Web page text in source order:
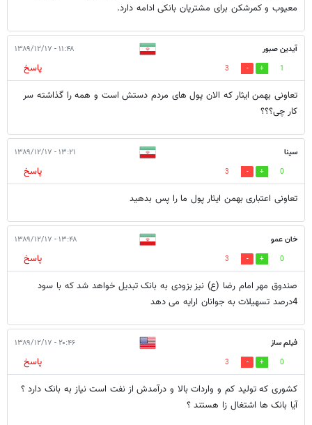
معیوب و کمرشکن برای مشتریان بانکی ادامه دارد.
آیدین صبور ۱۱:۴۸ - ۱۳۸۹/۱۲/۱۷
1
3
پاسخ
تعاونی بهمن ایثار که الان پول های مردم دستش است و همه را گذاشته سر
کار چی؟؟؟
سینا ۱۳:۲۱ - ۱۳۸۹/۱۲/۱۷
0
3
پاسخ
تعاونی اعتباری بهمن ایثار پول ما را پس بدهید
خان عمو ۱۳:۴۸ - ۱۳۸۹/۱۲/۱۷
0
3
پاسخ
صندوق مهر امام رضا (ع) نیز بزودی به بانک تبدیل خواهد شد که با سود
4درصد تسهیلات به جوانان ارایه می دهد
فیلم ساز ۲۰:۴۶ - ۱۳۸۹/۱۲/۱۷
0
3
پاسخ
کشوری که تولید کم و واردات بالا و درآمدش از نفت است نیاز به بانک دارد ؟
آیا بانک ها اشتغال زا هستند ؟